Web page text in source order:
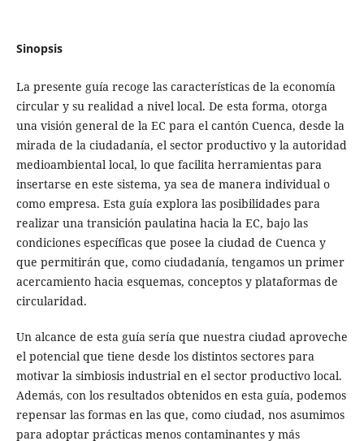
Sinopsis
La presente guía recoge las características de la economía
circular y su realidad a nivel local. De esta forma, otorga
una visión general de la EC para el cantón Cuenca, desde la
mirada de la ciudadanía, el sector productivo y la autoridad
medioambiental local, lo que facilita herramientas para
insertarse en este sistema, ya sea de manera individual o
como empresa. Esta guía explora las posibilidades para
realizar una transición paulatina hacia la EC, bajo las
condiciones específicas que posee la ciudad de Cuenca y
que permitirán que, como ciudadanía, tengamos un primer
acercamiento hacia esquemas, conceptos y plataformas de
circularidad.
Un alcance de esta guía sería que nuestra ciudad aproveche
el potencial que tiene desde los distintos sectores para
motivar la simbiosis industrial en el sector productivo local.
Además, con los resultados obtenidos en esta guía, podemos
repensar las formas en las que, como ciudad, nos asumimos
para adoptar prácticas menos contaminantes y más